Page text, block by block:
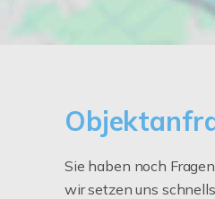
Sie haben noch
wir setzen uns